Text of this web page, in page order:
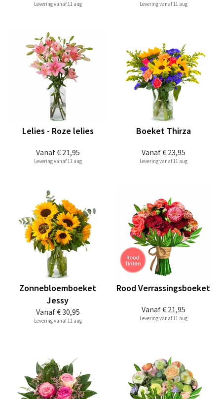
Levering vanaf 11 aug Levering vanaf 11 aug
Vanaf€ 21,95
Lelies - Roze lelies
Levering vanaf 11 aug
Vanaf€ 23,95
Boeket Thirza
Levering vanaf 11 aug
Vanaf€ 30,95
Zonnebloemboeket
Jessy
Levering vanaf 11 aug
Vanaf€ 21,95
Rood Verrassingsboeket
Levering vanaf 11 aug